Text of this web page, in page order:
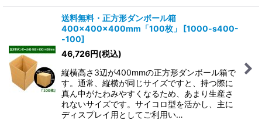
送料無料・正方形ダンボール箱
400×400×400mm「100枚」
[1000-s400-
-100]
46,726円(税込)
縦横高さ3辺が400mmの正方形ダンボール箱で
す。通常、縦横が同じサイズですと、持つ際に
真ん中がたわみやすくなるため、あまり生産さ
れないサイズです。サイコロ型を活かし、主に
ディスプレイ用としてご利用い…